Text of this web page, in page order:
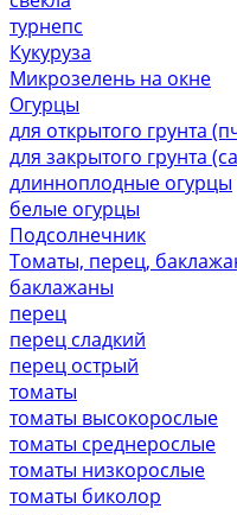
турнепс
Кукуруза
Микрозелень на окне
Огурцы
для открытого грунта
для закрытого грунта
длинноплодные огурцы
белые огурцы
Подсолнечник
Томаты, перец,
баклажаны
перец
перец сладкий
перец острый
томаты
томаты высокорослые
томаты среднерослые
томаты низкорослые
томаты биколор